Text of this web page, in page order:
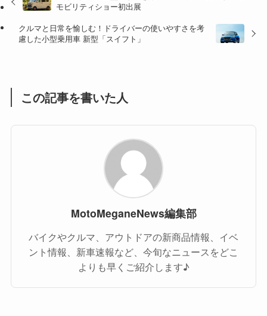
モビリティショー初出展
クルマと日常を愉しむ！ドライバーの使いやすさを考
慮した小型乗用車 新型「スイフト」
この記事を書いた人
MotoMeganeNews編集部
バイクやクルマ、アウトドアの新商品情報、イベ
ント情報、新車速報など、今旬なニュースをどこ
よりも早くご紹介します♪